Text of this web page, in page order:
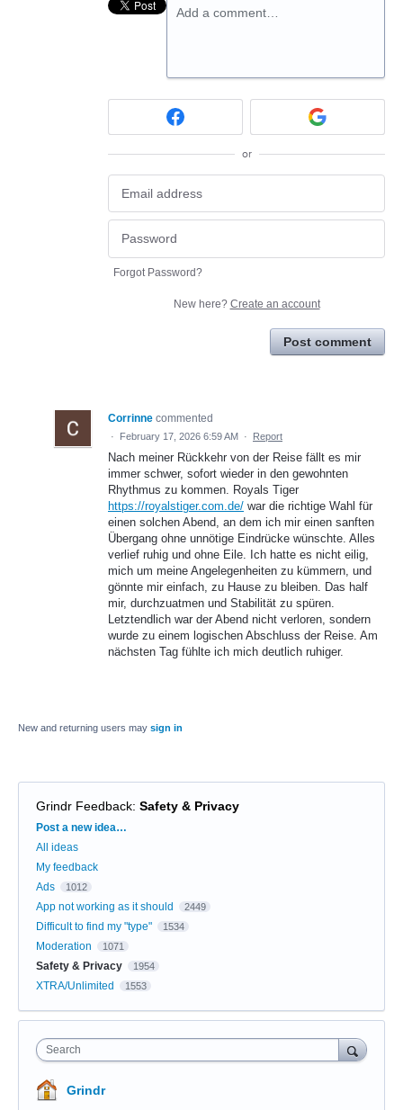
Add a comment…
or
Forgot Password?
New here? Create an account
Post comment
Corrinne commented
· February 17, 2026 6:59 AM · Report
Nach meiner Rückkehr von der Reise fällt es mir
immer schwer, sofort wieder in den gewohnten
Rhythmus zu kommen. Royals Tiger
https://royalstiger.com.de/ war die richtige Wahl für
einen solchen Abend, an dem ich mir einen sanften
Übergang ohne unnötige Eindrücke wünschte. Alles
verlief ruhig und ohne Eile. Ich hatte es nicht eilig,
mich um meine Angelegenheiten zu kümmern, und
gönnte mir einfach, zu Hause zu bleiben. Das half
mir, durchzuatmen und Stabilität zu spüren.
Letztendlich war der Abend nicht verloren, sondern
wurde zu einem logischen Abschluss der Reise. Am
nächsten Tag fühlte ich mich deutlich ruhiger.
New and returning users may sign in
Grindr Feedback: Safety & Privacy
Categories
Post a new idea…
All ideas
My feedback
Ads
1012
App not working as it should 2449
Difficult to find my "type" 1534
Moderation 1071
Safety & Privacy 1954
XTRA/Unlimited 1553
Search
Grindr